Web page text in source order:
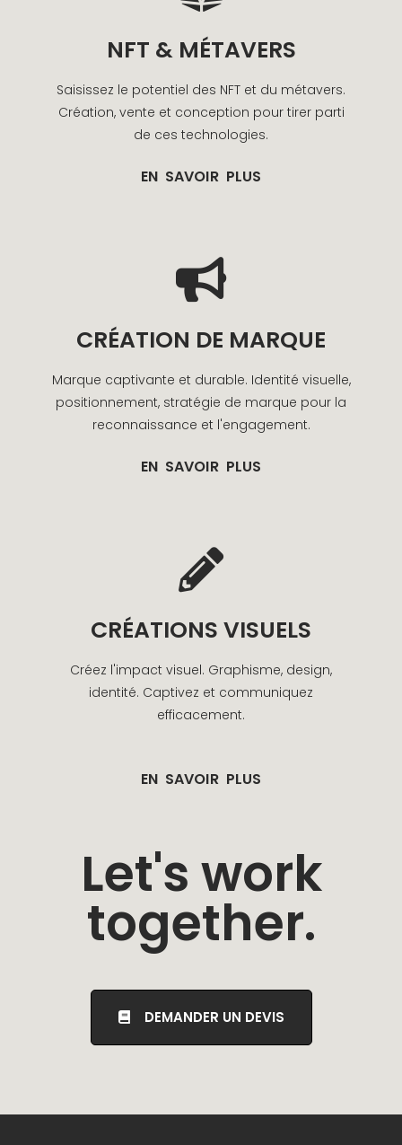
NFT & MÉTAVERS
Saisissez le potentiel des NFT et du métavers.
Création, vente et conception pour tirer parti
de ces technologies.
EN SAVOIR PLUS
CRÉATION DE MARQUE
Marque captivante et durable. Identité visuelle,
positionnement, stratégie de marque pour la
reconnaissance et l'engagement.
EN SAVOIR PLUS
CRÉATIONS VISUELS
Créez l'impact visuel. Graphisme, design,
identité. Captivez et communiquez
efficacement.
EN SAVOIR PLUS
Let's work
together.
DEMANDER UN DEVIS